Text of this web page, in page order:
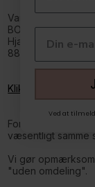
Varen kan sendes
BOXdeLUX.dk
Hjarbækvej 65
8831 Løgstrup
Klik her for at se
væsentligt samme
Vi gør
"uden omdeling".
Ved at